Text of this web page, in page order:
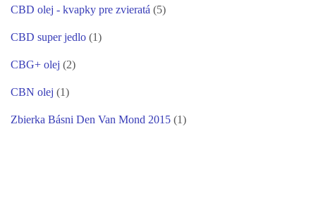
CBD olej - kvapky pre zvieratá (5)
CBD super jedlo (1)
CBG+ olej (2)
CBN olej (1)
Zbierka Básni Den Van Mond 2015 (1)